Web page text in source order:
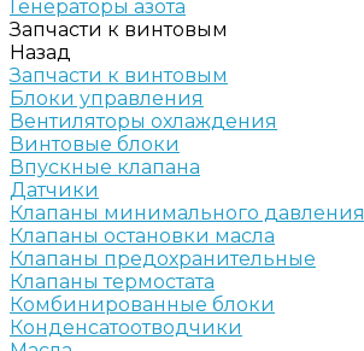
Генераторы азота
Запчасти к винтовым
Назад
Запчасти к винтовым
Блоки управления
Вентиляторы охлаждения
Винтовые блоки
Впускные клапана
Датчики
Клапаны минимального давления
Клапаны остановки масла
Клапаны предохранительные
Клапаны термостата
Комбинированные блоки
Конденсатоотводчики